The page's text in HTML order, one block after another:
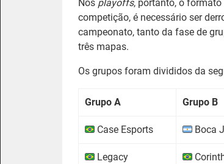
Nos playoffs, portanto, o
competição, é necessário ser
campeonato, tanto da fase de
três mapas.
Os grupos foram divididos da
Grupo A Grupo B
Case Esports Boca
Legacy